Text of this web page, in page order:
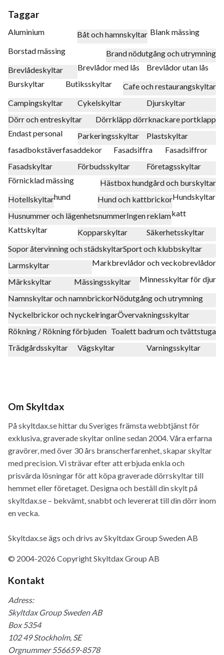
Taggar
Aluminium Båt och hamnskyltar Blank mässing
Borstad mässing
Brand nödutgång och utrymning
Brevlådeskyltar
Brevlådor med lås
Brevlådor utan lås
Burskyltar
Butiksskyltar
Cafe och restaurangskyltar
Campingskyltar
Cykelskyltar
Djurskyltar
Dörr och entreskyltar
Dörrkläpp dörrknackare portklapp
Endast personal
Parkeringsskyltar
Plastskyltar
fasadbokstäverfasaddekor Fasadsiffra
Fasadsiffror
Fasadskyltar
Förbudsskyltar
Företagsskyltar
Förnicklad mässing
Hästbox hundgård och burskyltar
Hotellskyltarhund Hund och kattbrickorHundskyltar
Husnummer och lägenhetsnummerIngen reklamkatt
Kattskyltar
Kopparskyltar
Säkerhetsskyltar
Sopor återvinning och städskyltarSport och klubbskyltar
Larmskyltar
Markbrevlådor och veckobrevlådor
Märkskyltar
Mässingsskyltar
Minnesskyltar för djur
Namnskyltar och namnbrickorNödutgång och utrymning
Nyckelbrickor och nyckelringarÖvervakningsskyltar
Rökning / Rökning förbjuden Toalett badrum och tvättstuga
Trädgårdsskyltar
Vägskyltar Varningsskyltar
Om Skyltdax
På skyltdax.se hittar du Sveriges främsta webbtjänst för
exklusiva, graverade skyltar online sedan 2004. Våra erfarna
gravörer, med över 30 års branscherfarenhet, skapar skyltar
med precision. Vi strävar efter att erbjuda enkla och
prisvärda lösningar för att köpa graverade dörrskyltar till
hemmet eller företaget. Designa och beställ din skylt på
skyltdax.se – bekvämt, snabbt och levererat till din dörr inom
en vecka.
Skyltdax.se ägs och drivs av Skyltdax Group Sweden AB
© 2004-2026 Copyright Skyltdax Group AB
Kontakt
Adress:
Skyltdax Group Sweden AB
Box 5354
102 49 Stockholm, SE
Orgnummer 556659-8578